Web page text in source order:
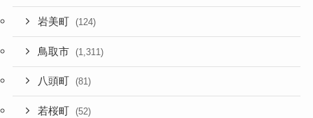
岩美町 (124)
鳥取市 (1,311)
八頭町 (81)
若桜町 (52)